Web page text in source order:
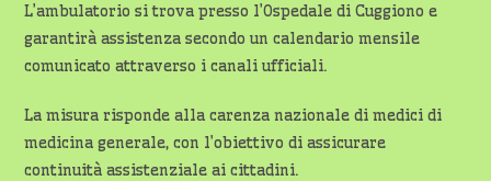
L’ambulatorio si trova presso l’Ospedale di Cuggiono e
garantirà assistenza secondo un calendario mensile
comunicato attraverso i canali ufficiali.
La misura risponde alla carenza nazionale di medici di
medicina generale, con l’obiettivo di assicurare
continuità assistenziale ai cittadini.